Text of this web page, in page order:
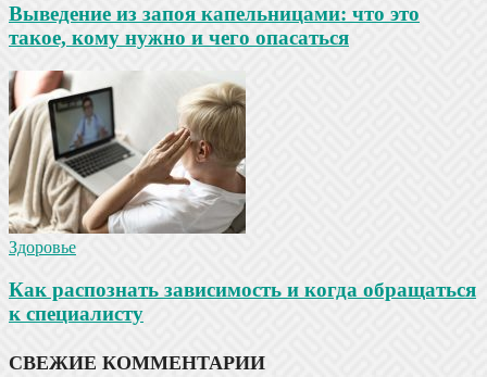
Выведение из запоя капельницами: что это
такое, кому нужно и чего опасаться
Здоровье
Как распознать зависимость и когда обращаться
к специалисту
СВЕЖИЕ КОММЕНТАРИИ